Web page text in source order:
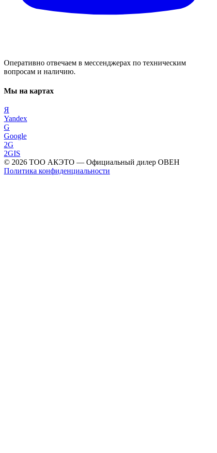
Оперативно отвечаем в мессенджерах по техническим
вопросам и наличию.
Мы на картах
Я
Yandex
G
Google
2G
2GIS
© 2026 ТОО АКЭТО — Официальный дилер ОВЕН
Политика конфиденциальности